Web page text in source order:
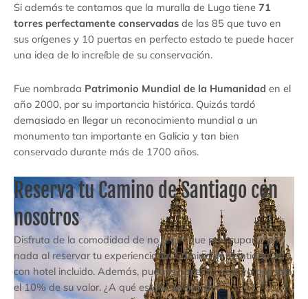
Si además te contamos que la muralla de Lugo tiene 71
torres perfectamente conservadas de las 85 que tuvo en
sus orígenes y 10 puertas en perfecto estado te puede hacer
una idea de lo increíble de su conservación.
Fue nombrada Patrimonio Mundial de la Humanidad en el
año 2000, por su importancia histórica. Quizás tardó
demasiado en llegar un reconocimiento mundial a un
monumento tan importante en Galicia y tan bien
conservado durante más de 1700 años.
Reserva tu Camino de Santiago con
nosotros
Disfruta de la comodidad de no tener que preocuparte por
nada al reservar tu experiencia en Camino de Santiago 20
con hotel incluido. Además, puedes hacer tu reserva por solo
el 10% de su valor. ¿A qué estás esperando?